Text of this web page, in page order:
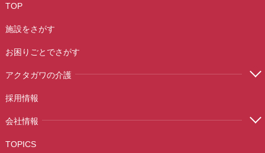
TOP
施設をさがす
お困りごとでさがす
アクタガワの介護
採用情報
会社情報
TOPICS